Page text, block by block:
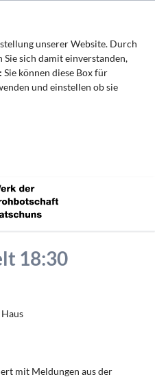
unserer Website. Durch
sich damit einverstanden,
Sie können diese Box für
und einstellen ob sie
18:30
mit Meldungen aus der